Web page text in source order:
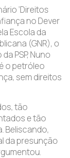
‘Direitos
no Dever
Escola da
(GNR), o
PSP, Nuno
o petróleo
sem direitos
tão
e tão
Beliscando,
da presunção